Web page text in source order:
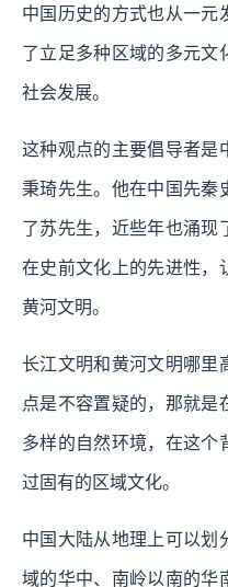
中国历史的方式也从一元
了立足多种区域的多元文
社会发展。
这种观点的主要倡导者是
秉琦先生。他在中国先秦
了苏先生，近些年也涌现
在史前文化上的先进性，
黄河文明。
长江文明和黄河文明哪里
点是不容置疑的，那就是
多样的自然环境，在这个
过固有的区域文化。
中国大陆从地理上可以划
域的华中、南岭以南的华